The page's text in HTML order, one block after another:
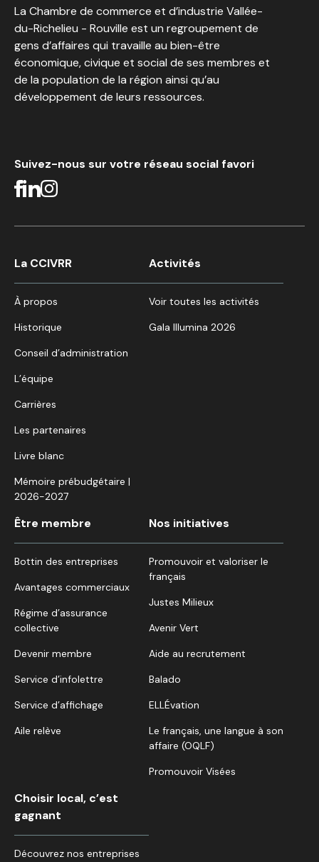
La Chambre de commerce et d’industrie Vallée-
du-Richelieu - Rouville est un regroupement de
gens d’affaires qui travaille au bien-être
économique, civique et social de ses membres et
de la population de la région ainsi qu’au
développement de leurs ressources.
Suivez-nous sur votre réseau social favori
La CCIVRR
À propos
Historique
Conseil d’administration
L’équipe
Carrières
Les partenaires
Livre blanc
Mémoire prébudgétaire |
2026-2027
Activités
Voir toutes les activités
Gala Illumina 2026
Être membre
Bottin des entreprises
Avantages commerciaux
Régime d’assurance
collective
Devenir membre
Service d’infolettre
Service d’affichage
Aile relève
Nos initiatives
Promouvoir et valoriser le
français
Justes Milieux
Avenir Vert
Aide au recrutement
Balado
ELLÉvation
Le français, une langue à son
affaire (OQLF)
Promouvoir Visées
Choisir local, c’est
gagnant
Découvrez nos entreprises